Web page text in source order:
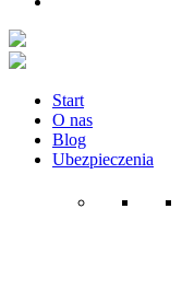
Start
O nas
Blog
Ubezpieczenia